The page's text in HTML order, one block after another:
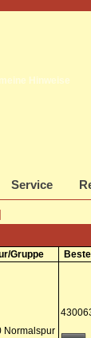
Hinweise
Service
Gruppe
Normalspur